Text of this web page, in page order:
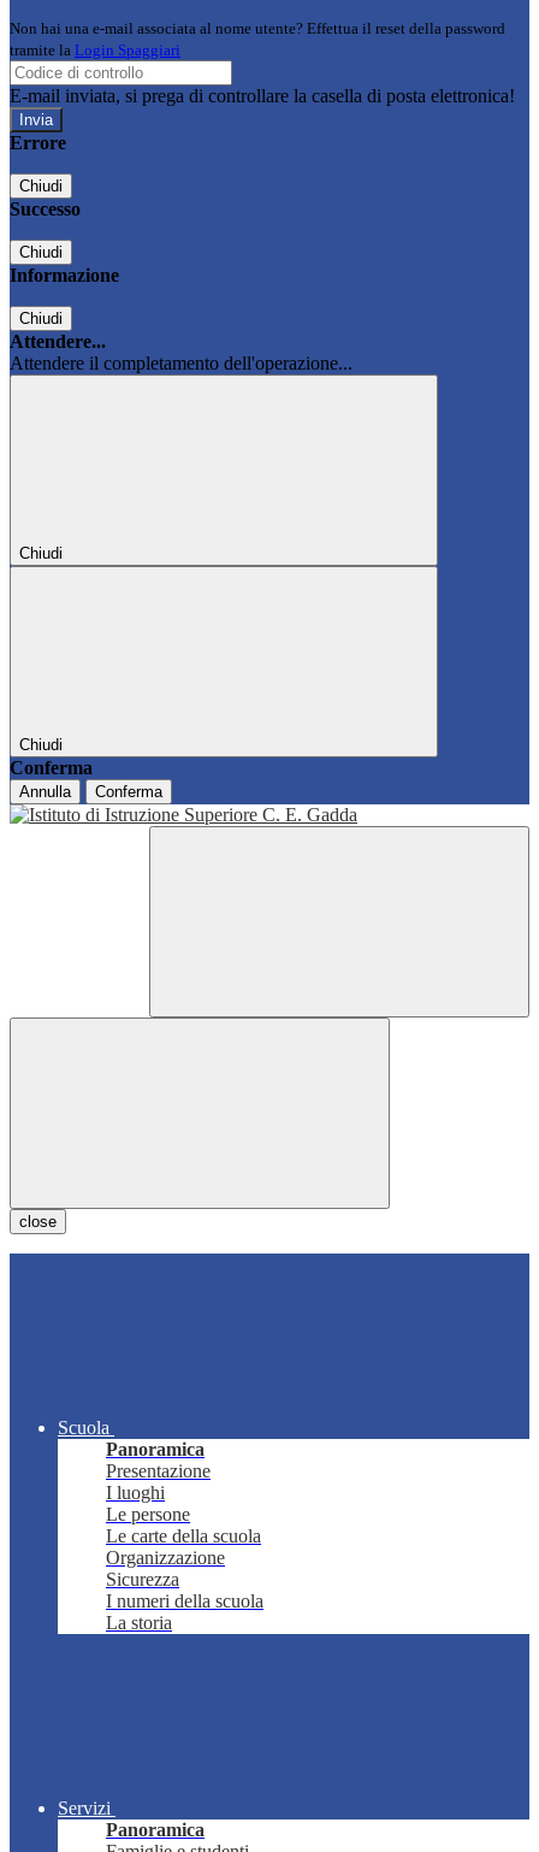
Non hai una e-mail associata al nome utente? Effettua il reset della password
tramite la Login Spaggiari
E-mail inviata, si prega di controllare la casella di posta elettronica!
Errore
Chiudi
Successo
Chiudi
Informazione
Chiudi
Attendere...
Attendere il completamento dell'operazione...
Chiudi
Chiudi
Conferma
Annulla Conferma
close
Scuola
Panoramica
Presentazione
I luoghi
Le persone
Le carte della scuola
Organizzazione
Sicurezza
I numeri della scuola
La storia
Servizi
Panoramica